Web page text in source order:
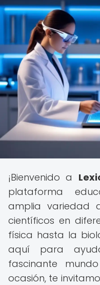
¡Bienvenido a
plataforma
amplia variedad
científicos en
física hasta la
aquí para
fascinante
ocasión, te